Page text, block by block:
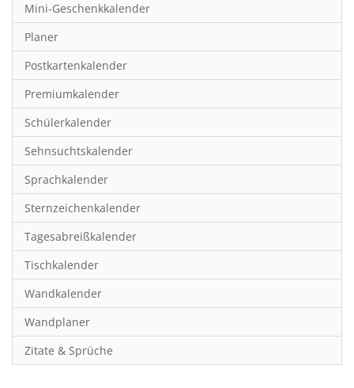
Hobby & Basteln
Humor & Cartoon
Inspiration & Entspannung
Inspiration & Spiritualität
Kinderkalender
Kunst
Länder & Städte
Landschaft & Natur
Lifestyle
Literatur
Manga & Animé
Neutrale Kalender
Partner- & Wandplaner
Mini-Geschenkkalender
Planer
Postkartenkalender
Premiumkalender
Schülerkalender
Sehnsuchtskalender
Sprachkalender
Sternzeichenkalender
Tagesabreißkalender
Tischkalender
Wandkalender
Wandplaner
Zitate & Sprüche